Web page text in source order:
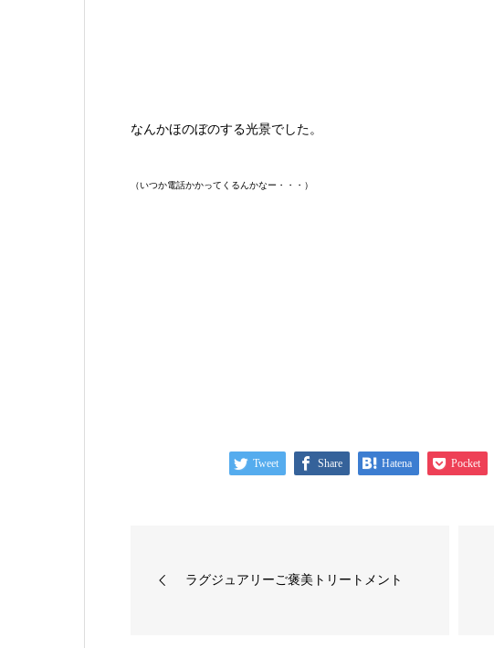
なんかほのぼのする光景でした。
（いつか電話かかってくるんかなー・・・）
Tweet Share Hatena Pocket
ラグジュアリーご褒美トリートメント